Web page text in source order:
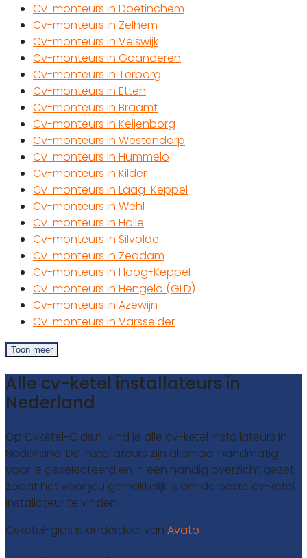
Cv-monteurs in Doetinchem
Cv-monteurs in Zelhem
Cv-monteurs in Velswijk
Cv-monteurs in Gaanderen
Cv-monteurs in Terborg
Cv-monteurs in Etten
Cv-monteurs in Braamt
Cv-monteurs in Keijenborg
Cv-monteurs in Westendorp
Cv-monteurs in Hummelo
Cv-monteurs in Kilder
Cv-monteurs in Laag-Keppel
Cv-monteurs in Wehl
Cv-monteurs in Halle
Cv-monteurs in Silvolde
Cv-monteurs in Zeddam
Cv-monteurs in Hoog-Keppel
Cv-monteurs in Hengelo (GLD)
Cv-monteurs in Azewijn
Cv-monteurs in Varsselder
Toon meer
Alle cv-ketel installateurs in
Nederland
Op Cvketel-Gids.nl vind je alle cv-ketel installateurs in
Nederland. De installateurs zijn allemaal handmatig
voor je geselecteerd en in een handig overzicht gezet,
zodat het voor jou gemakkelijk is om de beste cv-ketel
installateur te vinden.
Cvketel-gids is onderdeel van Avato